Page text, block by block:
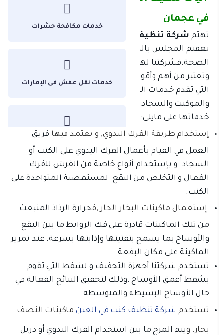
في عجمان
تهتم شركة تنظيف كنب فى عجمان
تعقيم المجلس بالمواد الفعالة للمحافظة على
الصحة.فشركتنا لها خبرة طويلة فى مجال التنظيف
وتعتبر من أهم وأقوى شركات تنظيف المجالس بالبخار.
التي تقدم خدمات التنظيف بالبخار للمجالس والكنب
والموكيت والسجاد.وذلك بشكل رائع وتعتمد في تقديم
خدماتها على مايلى:
إستخدام طريقة الفرك اليدوي, و يعتمد فيها فريق
العمل في القيام بأعمال الفرك اليدوي على الكنب أو
السجاد .و بإستخدام أنواع خاصة من الفرش للفرك
الفعال و التخلص من البقع المستعصية المتواجدة على
الكنب.
إستعمال ماكينات البخار الحار ,فحرارة الرذاذ المنبعث
من تلك الماكينات قادرة على فك الروابط ما بين البقع
والأوساخ بما يسمح بتفتيتها وإذابتها بسرعة. عند تمرير
الماكينة على مكان البقعة.
تستخدم شركتنا أجهزة التجفيف والشفط التي تقوم
بشفط أعمق الأوساخ .وذلك لتحقيق النتائج الفعالة في
حال الأوساخ البسيطة والمتوسطة.
تستخدم شركة تنظيف كنب في العين ماكينات النصف
بخار. ويتم المزج ما بين استخدام الفرك اليدوي أو دريل
خدمات مكافحة حشرات
خدمات نقل عفش فى الإمارات
غير مصنف